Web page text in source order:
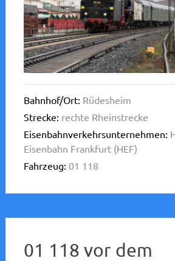
Bahnhof/Ort: Rüdesheim
Strecke: rechte Rheinstrecke
Eisenbahnverkehrsunternehmen:
Eisenbahn Frankfurt (HEF)
Fahrzeug: 01 118
01 118 vor dem